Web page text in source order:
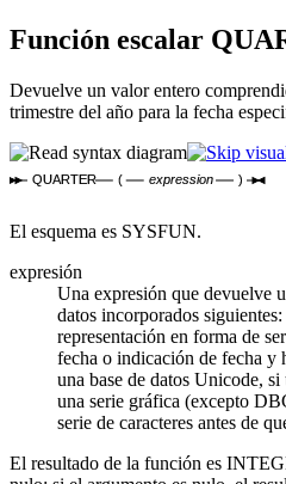
Función escalar
Devuelve un valor entero
trimestre del año para la fecha
QUARTER ( expression )
El esquema es SYSFUN.
expresión
Una expresión que devuelve
datos incorporados
representación en forma de
fecha o indicación de fecha y
una base de datos Unicode,
una serie gráfica (excepto
serie de caracteres antes de
El resultado de la función es